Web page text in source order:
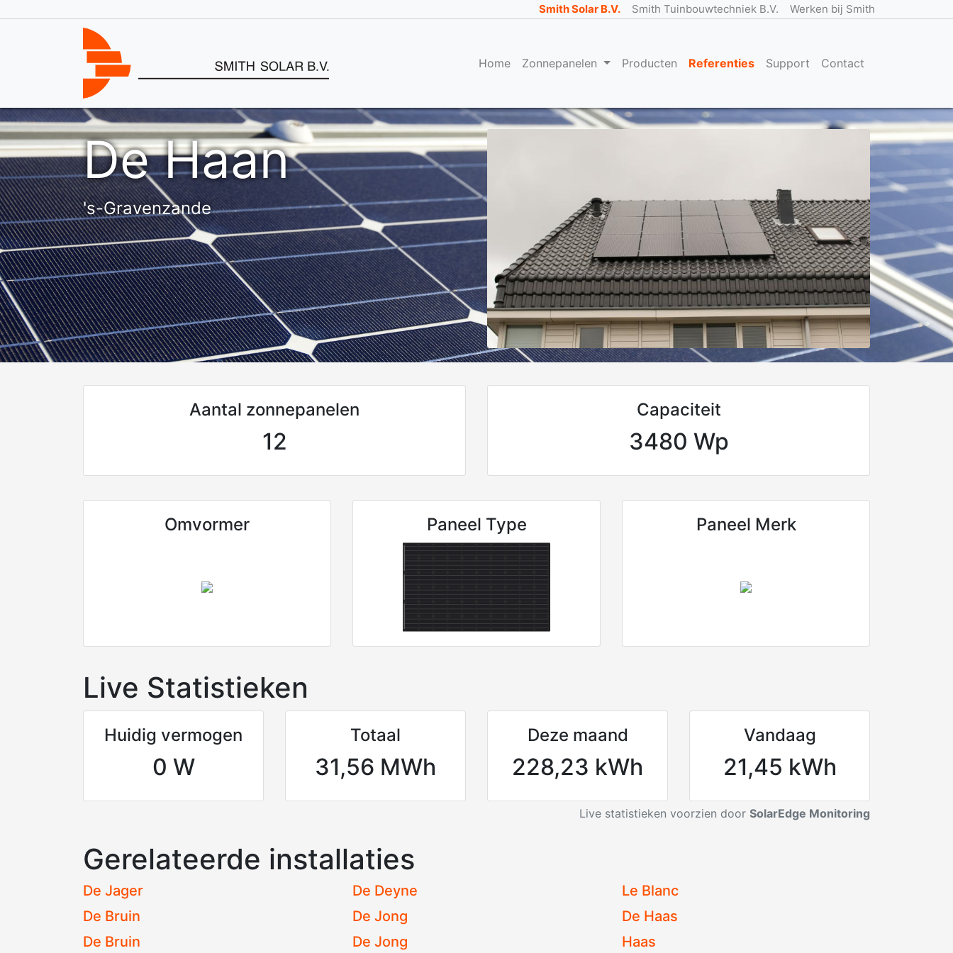
Smith Solar B.V. Smith Tuinbouwtechniek B.V. Werken bij Smith
Home Zonnepanelen Producten Referenties Support Contact
De Haan
's-Gravenzande
Aantal zonnepanelen
12
Capaciteit
3480 Wp
Omvormer Paneel Type Paneel Merk
Live Statistieken
Huidig vermogen
0 W
Totaal
31,56 MWh
Deze maand
228,23 kWh
Vandaag
21,45 kWh
Live statistieken voorzien door SolarEdge Monitoring
Gerelateerde installaties
De Jager De Deyne
Le Blanc
De Bruin
De Jong
De Haas
De Bruin
De Jong Haas